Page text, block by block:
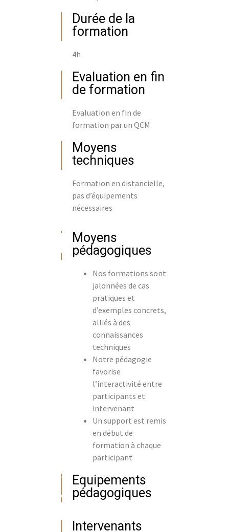
Durée de la
formation
4h
Evaluation en fin
de formation
Evaluation en fin de
formation par un QCM.
Moyens
techniques
Formation en distancielle,
pas d’équipements
nécessaires
Moyens
pédagogiques
Nos formations sont
jalonnées de cas
pratiques et
d’exemples concrets,
alliés à des
connaissances
techniques
Notre pédagogie
favorise
l’interactivité entre
participants et
intervenant
Un support est remis
en début de
formation à chaque
participant
Equipements
pédagogiques
Intervenants